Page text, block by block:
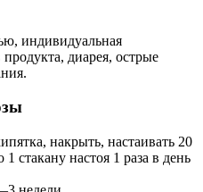
индивидуальная
диарея, острые
накрыть, настаивать 20
стакану настоя 1 раза в день